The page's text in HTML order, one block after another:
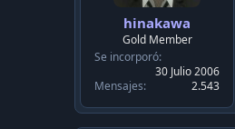
hinakawa
Gold Member
Se incorporó
30 Julio 2006
Mensajes
2.543